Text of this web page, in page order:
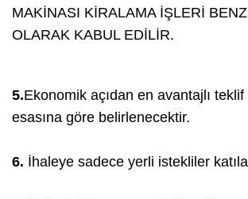
MAKİNASI KİRALAMA İŞLERİ
OLARAK KABUL EDİLİR.
5.Ekonomik açıdan en avantajlı
esasına göre belirlenecektir.
6. İhaleye sadece yerli istekliler